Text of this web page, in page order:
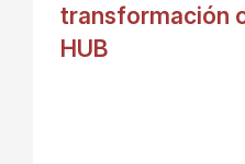
transformación
HUB